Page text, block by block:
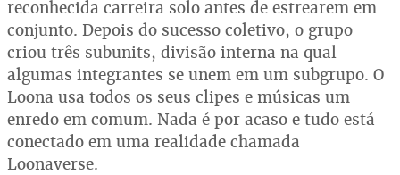
reconhecida carreira solo antes de estrearem em
conjunto. Depois do sucesso coletivo, o grupo
criou três subunits, divisão interna na qual
algumas integrantes se unem em um subgrupo. O
Loona usa todos os seus clipes e músicas um
enredo em comum. Nada é por acaso e tudo está
conectado em uma realidade chamada
Loonaverse.